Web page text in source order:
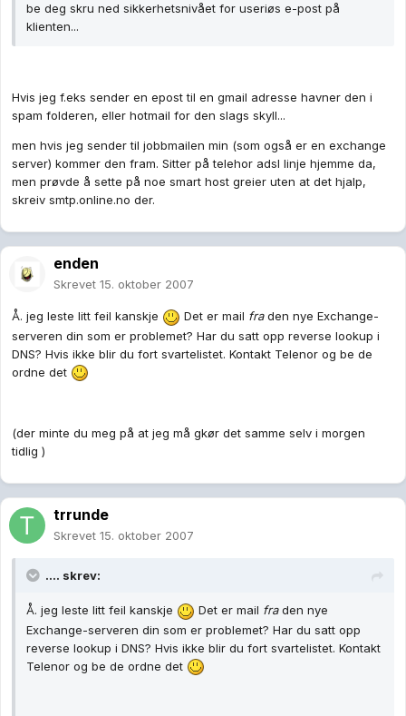
be deg skru ned sikkerhetsnivået for useriøs e-post på
klienten...
Hvis jeg f.eks sender en epost til en gmail adresse havner den i
spam folderen, eller hotmail for den slags skyll...
men hvis jeg sender til jobbmailen min (som også er en exchange
server) kommer den fram. Sitter på telehor adsl linje hjemme da,
men prøvde å sette på noe smart host greier uten at det hjalp,
skreiv smtp.online.no der.
enden
Skrevet 15. oktober 2007
Å. jeg leste litt feil kanskje Det er mail fraden nye Exchange-
serveren din som er problemet? Har du satt opp reverse lookup i
DNS? Hvis ikke blir du fort svartelistet. Kontakt Telenor og be de
ordne det
(der minte du meg på at jeg må gkør det samme selv i morgen
tidlig )
trrunde
Skrevet 15. oktober 2007
.... skrev:
Å. jeg leste litt feil kanskje Det er mail fraden nye
Exchange-serveren din som er problemet? Har du satt opp
reverse lookup i DNS? Hvis ikke blir du fort svartelistet. Kontakt
Telenor og be de ordne det